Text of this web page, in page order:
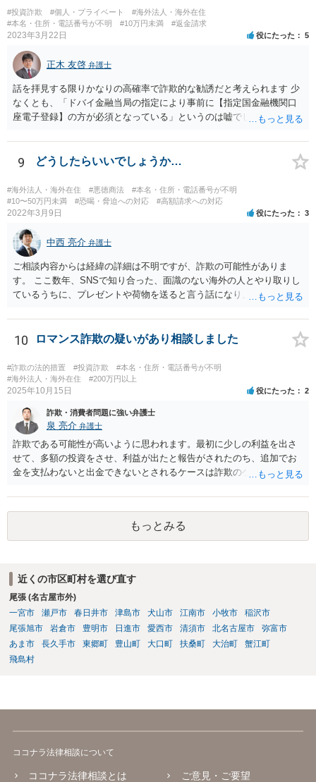
#投資詐欺 #個人・プライベート
#海外法人・海外在住
#本名・住所・電話番号が不明
#10万円未満 #返金請求
2023年3月22日 役にたった 5
正木 友啓 弁護士
話を拝見する限りかなりの高確率で詐欺的な勧誘だと考えられます 少
なくとも、「ドバイ金融当局の指定により事前に【指定国金融機関口
座電子登録】の方が必須となっている」というのは嘘でしょう 相手に
に相談に行かれてください
9 どうしたらいいでしょうか…
#海外法人・海外在住 #悪徳商法
#本名・住所・電話番号が不明
#10〜50万円未満
#恐喝・脅迫への対応 #高額請求への対応
2022年3月9日 役にたった 3
中西 亮介 弁護士
ご相談内容からは経緯の詳細は不明ですが、詐欺の可能性がありま
す。 ここ数年、SNSで知り合った、面識のない海外の人とやり取りし
ているうちに、プレゼントや荷物を送ると言う話になり、通関料等の
います。 本件でも、住所を教えてしまったとしても、職場まで特定す
ることは通常できませんし、そもそも、支払いと解雇の関連性は考え
難いです。 にも関わらず、そのような言葉をもって支払わせようとす
る態様から詐欺の可能性が高いのではないかと思われます。 よほど相
手を信頼できる事情がない限り、支払いをしないようにした方がよい
と思います。
10 ロマンス詐欺の疑いがあり相談しました
#詐欺の法的措置 #投資詐欺
#本名・住所・電話番号が不明
#海外法人・海外在住
#200万円以上
2025年10月15日 役にたった 2
詐欺・消費者問題に強い弁護士
泉 亮介 弁護士
詐欺である可能性が高いように思われます。最初に少しの利益を出さ
せて、多額の投資をさせ、利益が出たと報告がされたのち、追加でお
金を支払わないと出金できないとされるケースは詐欺のケースで非常
であれば弁護士に相談されると良いでしょう。 ただ、こうした類型の
場合返金が難しいケースが多いため弁護士を立てるかどうかは慎重に
もっとみる
近くの市区町村を選び直す
尾張 (名古屋市外)
一宮市
瀬戸市 春日井市 津島市 犬山市 江南市 小牧市
稲沢市
尾張旭市
岩倉市 豊明市 日進市 愛西市 清須市 北名古屋市
弥富市
あま市
長久手市 東郷町 豊山町 大口町 扶桑町 大治町
蟹江町
飛島村
ココナラ法律相談について
ココナラ法律相談とは ご意見・ご要望